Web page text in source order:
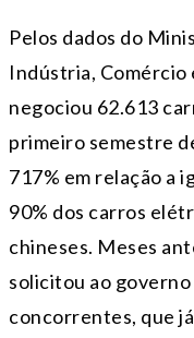
Pelos dados do
Indústria, Comércio
negociou 62.613
primeiro semestre
717% em relação a
90% dos carros
chineses. Meses
solicitou ao governo
concorrentes, que